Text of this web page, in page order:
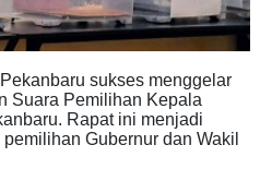
sukses menggelar
Suara Pemilihan Kepala
Rapat ini menjadi
Gubernur dan Wakil